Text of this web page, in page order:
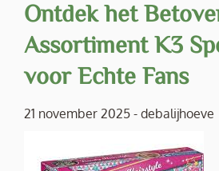
Ontdek het
Assortiment K3
voor Echte Fans
21 november 2025 - debalijhoeve